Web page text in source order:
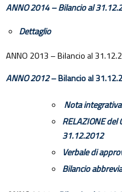
ANNO 2014– Bilancio al
Dettaglio
ANNO 2013 – Bilancio al
ANNO 2012– Bilancio al
Nota
RELAZIONE del
31.12.2012
Verbale di
Bilancio